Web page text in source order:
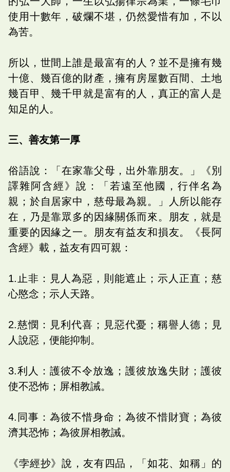
使用十數年，破爛不堪，仍然愛惜有加，不以
為苦。
所以，世間上誰是最富有的人？並不是擁有幾
十億、幾百億的財產，擁有房屋數百間、土地
幾百甲、幾千甲就是富有的人，真正的富人是
知足的人。
三、善友第一厚
俗語說：「在家靠父母，出外靠朋友。」《別
譯雜阿含經》說：「若遠至他國，行伴名為
親；於自居家中，慈母最為親。」人所以能存
在，乃是靠眾多的因緣關係而來。朋友，就是
重要的因緣之一。朋友有益友和損友。《長阿
含經》載，益友有四可親：
1.止非：見人為惡，則能遮止；示人正直；慈
心愍念；示人天路。
2.慈憫：見利代喜；見惡代憂；稱譽人德；見
人說惡，便能抑制。
3.利人：護彼不令放逸；護彼放逸失財；護彼
使不恐怖；屏相教誡。
4.同事：為彼不惜身命；為彼不惜財寶；為彼
濟其恐怖；為彼屏相教誡。
《孛經抄》說，友有四品，「如花、如稱」的